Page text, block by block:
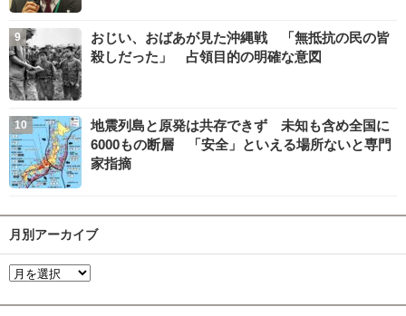
おじい、おばあが見た沖縄戦 「無抵抗の民の皆
殺しだった」 占領目的の明確な意図
地震列島と原発は共存できず 未知も含め全国に
6000もの断層 「安全」といえる場所ないと専門
家指摘
月別アーカイブ